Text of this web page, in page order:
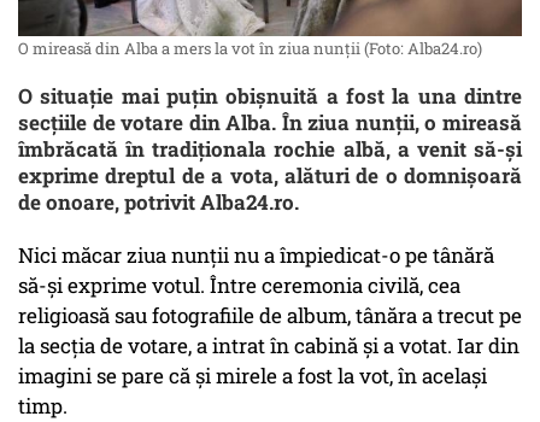
O mireasă din Alba a mers la vot în ziua nunţii (Foto: Alba24.ro)
O situaţie mai puţin obişnuită a fost la una dintre
secţiile de votare din Alba. În ziua nunţii, o mireasă
îmbrăcată în tradiţionala rochie albă, a venit să-şi
exprime dreptul de a vota, alături de o domnişoară
de onoare, potrivit Alba24.ro.
Nici măcar ziua nunţii nu a împiedicat-o pe tânără
să-şi exprime votul. Între ceremonia civilă, cea
religioasă sau fotografiile de album, tânăra a trecut pe
la secţia de votare, a intrat în cabină şi a votat. Iar din
imagini se pare că şi mirele a fost la vot, în acelaşi
timp.